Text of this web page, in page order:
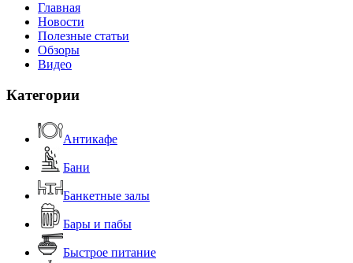
Главная
Новости
Полезные статьи
Обзоры
Видео
Категории
Антикафе
Бани
Банкетные залы
Бары и пабы
Быстрое питание